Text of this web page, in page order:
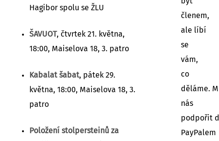
Hagibor spolu se ŽLU
ŠAVUOT, čtvrtek 21. května,
18:00, Maiselova 18, 3. patro
Kabalat šabat, pátek 29.
května, 18:00, Maiselova 18, 3.
patro
Položení stolpersteinů za
členem,
ale líbí
se
vám,
co
děláme.
nás
podpořit
PayPalem